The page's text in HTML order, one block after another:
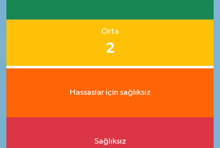
Orta
2
Hassaslar için sağlıksız
Sağlıksız